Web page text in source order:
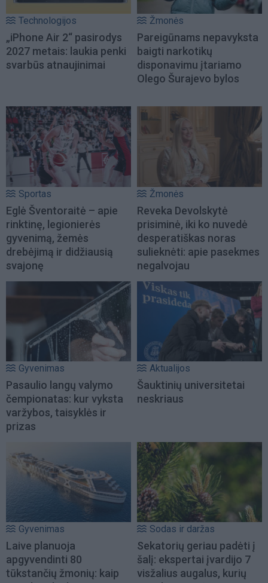
Technologijos
„iPhone Air 2“ pasirodys
2027 metais: laukia penki
svarbūs atnaujinimai
Žmonės
Pareigūnams nepavyksta
baigti narkotikų
disponavimu įtariamo
Olego Šurajevo bylos
Sportas
Eglė Šventoraitė – apie
rinktinę, legionierės
gyvenimą, žemės
drebėjimą ir didžiausią
svajonę
Žmonės
Reveka Devolskytė
prisiminė, iki ko nuvedė
desperatiškas noras
sulieknėti: apie pasekmes
negalvojau
Gyvenimas
Pasaulio langų valymo
čempionatas: kur vyksta
varžybos, taisyklės ir
prizas
Aktualijos
Šauktinių universitetai
neskriaus
Gyvenimas
Laive planuoja
apgyvendinti 80
tūkstančių žmonių: kaip
Sodas ir daržas
Sekatorių geriau padėti į
šalį: ekspertai įvardijo 7
visžalius augalus, kurių